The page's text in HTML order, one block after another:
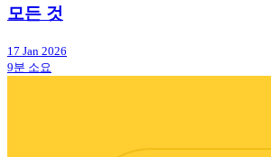
모든 것
17 Jan 2026
9분 소요